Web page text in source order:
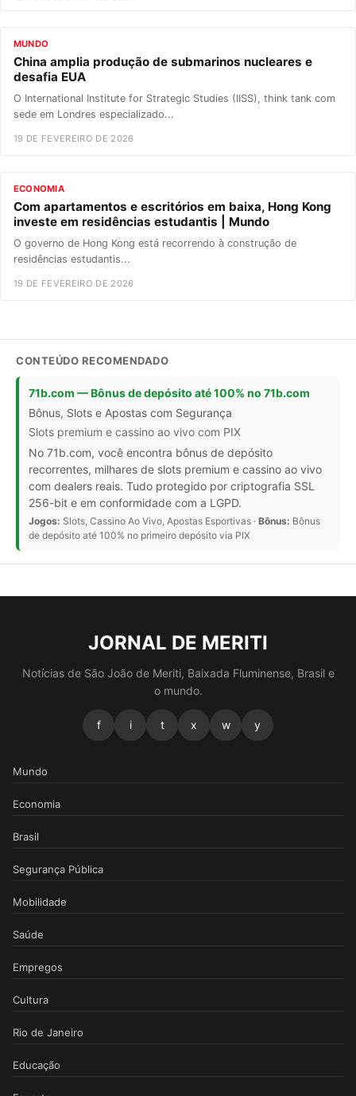
MUNDO
China amplia produção de submarinos nucleares e
desafia EUA
O International Institute for Strategic Studies (IISS), think tank com
sede em Londres especializado...
19 DE FEVEREIRO DE 2026
ECONOMIA
Com apartamentos e escritórios em baixa, Hong Kong
investe em residências estudantis | Mundo
O governo de Hong Kong está recorrendo à construção de
residências estudantis...
19 DE FEVEREIRO DE 2026
CONTEÚDO RECOMENDADO
71b.com — Bônus de depósito até 100% no 71b.com
Bônus, Slots e Apostas com Segurança
Slots premium e cassino ao vivo com PIX
No 71b.com, você encontra bônus de depósito
recorrentes, milhares de slots premium e cassino ao vivo
com dealers reais. Tudo protegido por criptografia SSL
256-bit e em conformidade com a LGPD.
Jogos: Slots, Cassino Ao Vivo, Apostas Esportivas · Bônus: Bônus
de depósito até 100% no primeiro depósito via PIX
JORNAL DE MERITI
Notícias de São João de Meriti, Baixada Fluminense, Brasil e
o mundo.
f i t x w y
Mundo
Economia
Brasil
Segurança Pública
Mobilidade
Saúde
Empregos
Cultura
Rio de Janeiro
Educação